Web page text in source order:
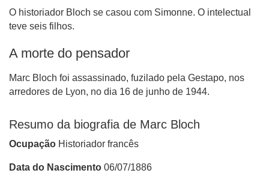
O historiador Bloch se casou com Simonne. O intelectual
teve seis filhos.
A morte do pensador
Marc Bloch foi assassinado, fuzilado pela Gestapo, nos
arredores de Lyon, no dia 16 de junho de 1944.
Resumo da biografia de Marc Bloch
Ocupação Historiador francês
Data do Nascimento 06/07/1886